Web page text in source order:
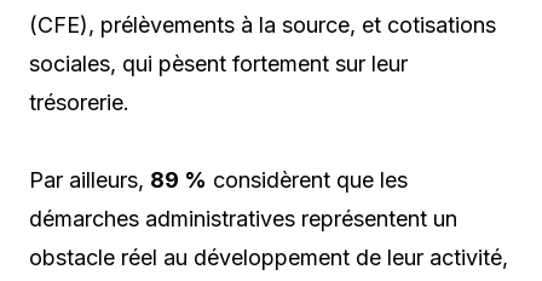
(CFE), prélèvements à la source, et cotisations
sociales, qui pèsent fortement sur leur
trésorerie.
Par ailleurs, 89 % considèrent que les
démarches administratives représentent un
obstacle réel au développement de leur activité,